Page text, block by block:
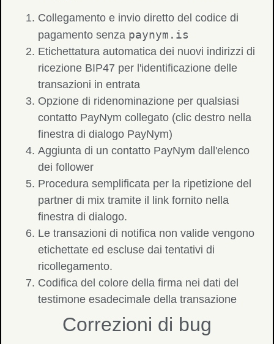
Collegamento e invio diretto del codice di
pagamento senza paynym.is
Etichettatura automatica dei nuovi indirizzi di
ricezione BIP47 per l'identificazione delle
transazioni in entrata
Opzione di ridenominazione per qualsiasi
contatto PayNym collegato (clic destro nella
finestra di dialogo PayNym)
Aggiunta di un contatto PayNym dall'elenco
dei follower
Procedura semplificata per la ripetizione del
partner di mix tramite il link fornito nella
finestra di dialogo.
Le transazioni di notifica non valide vengono
etichettate ed escluse dai tentativi di
ricollegamento.
Codifica del colore della firma nei dati del
testimone esadecimale della transazione
Correzioni di bug